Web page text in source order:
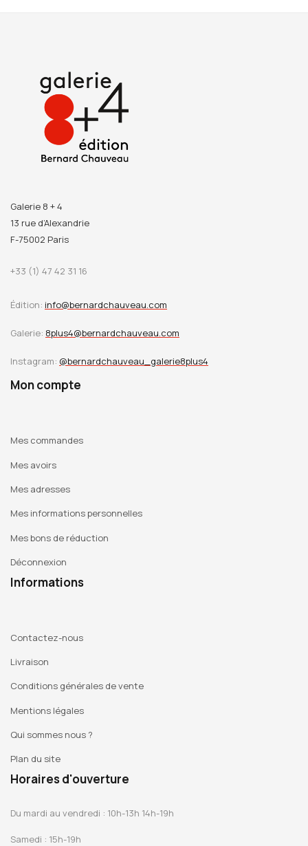
Galerie 8 + 4
13 rue d’Alexandrie
F-75002 Paris
+33 (1) 47 42 31 16
Édition: info@bernardchauveau.com
Galerie: 8plus4@bernardchauveau.com
Instagram: @bernardchauveau_galerie8plus4
Mon compte
Mes commandes
Mes avoirs
Mes adresses
Mes informations personnelles
Mes bons de réduction
Déconnexion
Informations
Contactez-nous
Livraison
Conditions générales de vente
Mentions légales
Qui sommes nous ?
Plan du site
Horaires d'ouverture
Du mardi au vendredi : 10h-13h 14h-19h
Samedi : 15h-19h